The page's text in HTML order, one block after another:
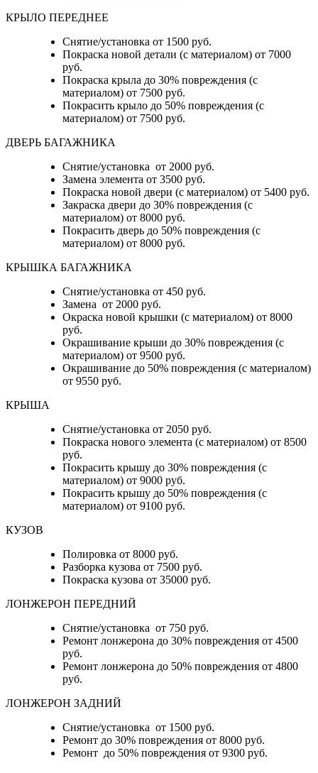
КРЫЛО ПЕРЕДНЕЕ
Снятие/установка от 1500 руб.
Покраска новой детали (с материалом) от 7000
руб.
Покраска крыла до 30% повреждения (с
материалом) от 7500 руб.
Покрасить крыло до 50% повреждения (с
материалом) от 7500 руб.
ДВЕРЬ БАГАЖНИКА
Снятие/установка от 2000 руб.
Замена элемента от 3500 руб.
Покраска новой двери (с материалом) от 5400 руб.
Закраска двери до 30% повреждения (с
материалом) от 8000 руб.
Покрасить дверь до 50% повреждения (с
материалом) от 8000 руб.
КРЫШКА БАГАЖНИКА
Снятие/установка от 450 руб.
Замена от 2000 руб.
Окраска новой крышки (с материалом) от 8000
руб.
Окрашивание крыши до 30% повреждения (с
материалом) от 9500 руб.
Окрашивание до 50% повреждения (с материалом)
от 9550 руб.
КРЫША
Снятие/установка от 2050 руб.
Покраска нового элемента (с материалом) от 8500
руб.
Покрасить крышу до 30% повреждения (с
материалом) от 9000 руб.
Покрасить крышу до 50% повреждения (с
материалом) от 9100 руб.
КУЗОВ
Полировка от 8000 руб.
Разборка кузова от 7500 руб.
Покраска кузова от 35000 руб.
ЛОНЖЕРОН ПЕРЕДНИЙ
Снятие/установка от 750 руб.
Ремонт лонжерона до 30% повреждения от 4500
руб.
Ремонт лонжерона до 50% повреждения от 4800
руб.
ЛОНЖЕРОН ЗАДНИЙ
Снятие/установка от 1500 руб.
Ремонт до 30% повреждения от 8000 руб.
Ремонт до 50% повреждения от 9300 руб.